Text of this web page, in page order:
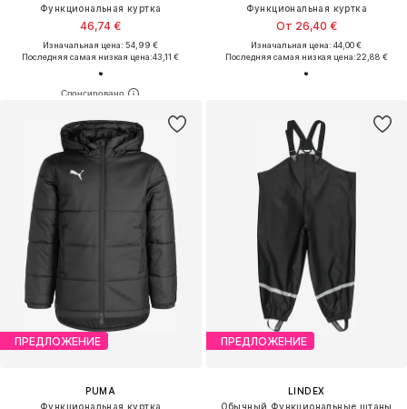
Функциональная куртка
46,74 €
Изначальная цена: 54,99 €
Последняя самая низкая цена:43,11 €
Функциональная куртка
От 26,40 €
Изначальная цена: 44,00 €
Последняя самая низкая цена:22,88 €
ПРЕДЛОЖЕНИЕ
PUMA
Функциональная куртка
ПРЕДЛОЖЕНИЕ
LINDEX
Обычный Функциональные штаны